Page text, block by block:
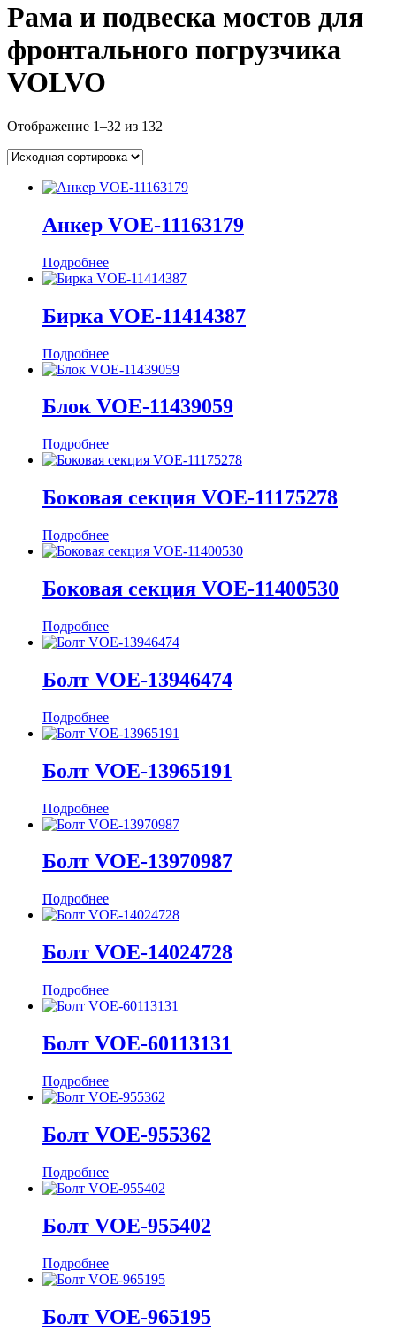
Рама и подвеска мостов для
фронтального погрузчика
VOLVO
Отображение 1–32 из 132
Анкер VOE-11163179
Подробнее
Бирка VOE-11414387
Подробнее
Блок VOE-11439059
Подробнее
Боковая секция VOE-11175278
Подробнее
Боковая секция VOE-11400530
Подробнее
Болт VOE-13946474
Подробнее
Болт VOE-13965191
Подробнее
Болт VOE-13970987
Подробнее
Болт VOE-14024728
Подробнее
Болт VOE-60113131
Подробнее
Болт VOE-955362
Подробнее
Болт VOE-955402
Подробнее
Болт VOE-965195